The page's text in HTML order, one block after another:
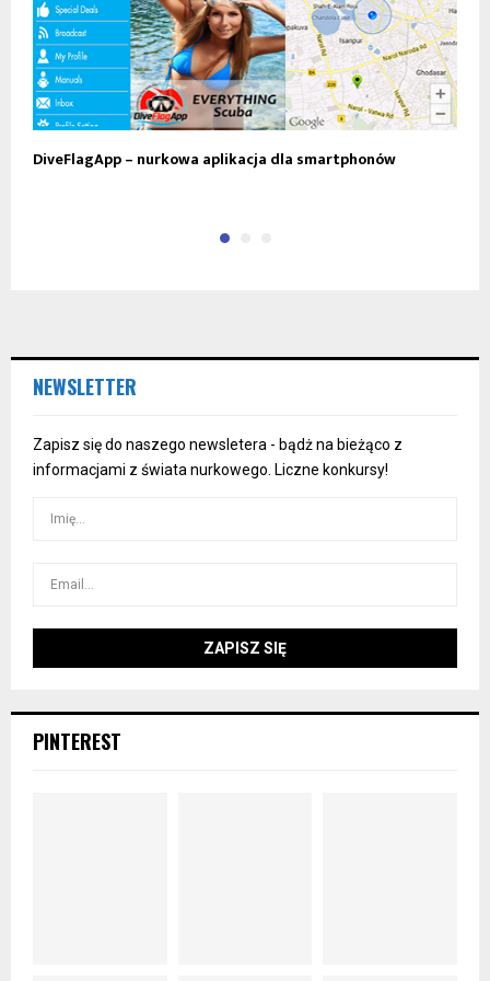
DiveFlagApp – nurkowa aplikacja dla smartphonów
NEWSLETTER
Zapisz się do naszego newsletera - bądż na bieżąco z
informacjami z świata nurkowego. Liczne konkursy!
PINTEREST